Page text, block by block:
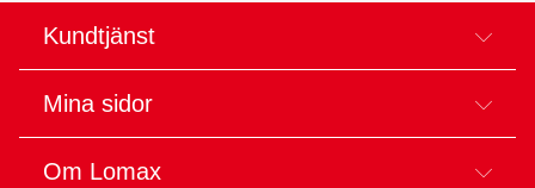
Kundtjänst
Mina sidor
Om Lomax